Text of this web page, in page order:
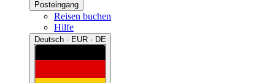
Posteingang
Reisen buchen
Hilfe
Deutsch · EUR · DE